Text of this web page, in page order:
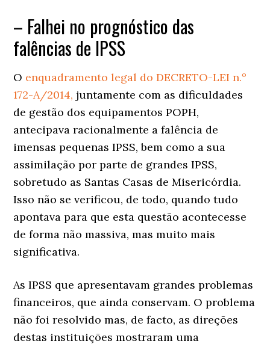
– Falhei no prognóstico das
falências de IPSS
O enquadramento legal do DECRETO-LEI n.º
172-A/2014, juntamente com as dificuldades
de gestão dos equipamentos POPH,
antecipava racionalmente a falência de
imensas pequenas IPSS, bem como a sua
assimilação por parte de grandes IPSS,
sobretudo as Santas Casas de Misericórdia.
Isso não se verificou, de todo, quando tudo
apontava para que esta questão acontecesse
de forma não massiva, mas muito mais
significativa.
As IPSS que apresentavam grandes problemas
financeiros, que ainda conservam. O problema
não foi resolvido mas, de facto, as direções
destas instituições mostraram uma